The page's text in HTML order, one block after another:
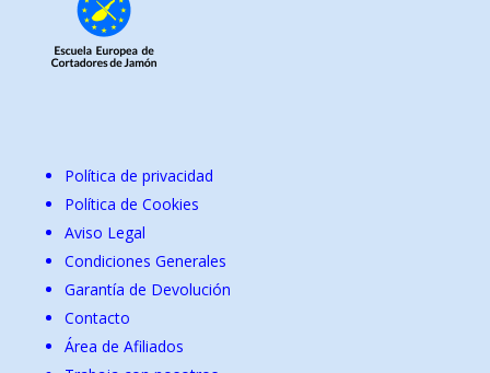
Política de privacidad
Política de Cookies
Aviso Legal
Condiciones Generales
Garantía de Devolución
Contacto
Área de Afiliados